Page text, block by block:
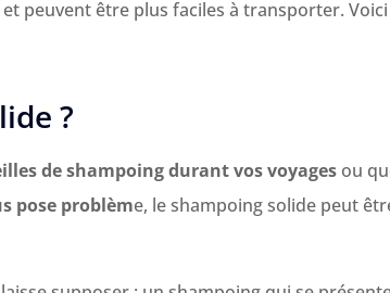
peuvent être plus faciles à transporter. Voici
?
de shampoing durant vos voyages ou
pose problème, le shampoing solide peut